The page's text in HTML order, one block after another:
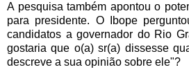
A pesquisa também apontou o
para presidente. O Ibope
candidatos a governador do Rio
gostaria que o(a) sr(a) dissesse
descreve a sua opinião sobre ele"?